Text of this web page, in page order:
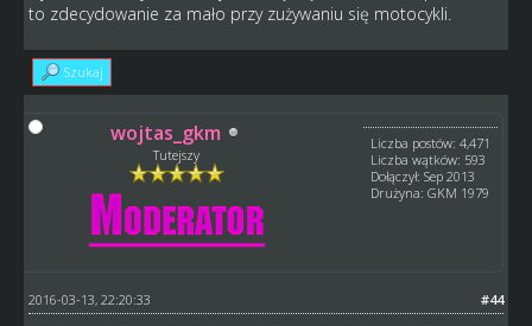
to zdecydowanie za mało przy zużywaniu się motocykli.
Szukaj
wojtas_gkm
Tutejszy
Liczba postów: 4,471
Liczba wątków: 593
Dołączył: Sep 2013
Drużyna: GKM 1979
#44
2016-03-13, 22:20:33